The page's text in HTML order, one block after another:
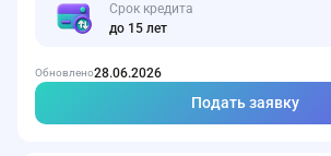
Срок кредита
до 15 лет
Подать заявку
Обновлено28.06.2026